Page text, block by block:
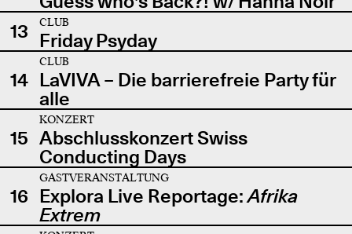
13
CLUB
Friday Psyday
14
CLUB
LaVIVA – Die barrierefreie Party für
alle
15
KONZERT
Abschlusskonzert Swiss
Conducting Days
16
GASTVERANSTALTUNG
Explora Live Reportage:Afrika
Extrem